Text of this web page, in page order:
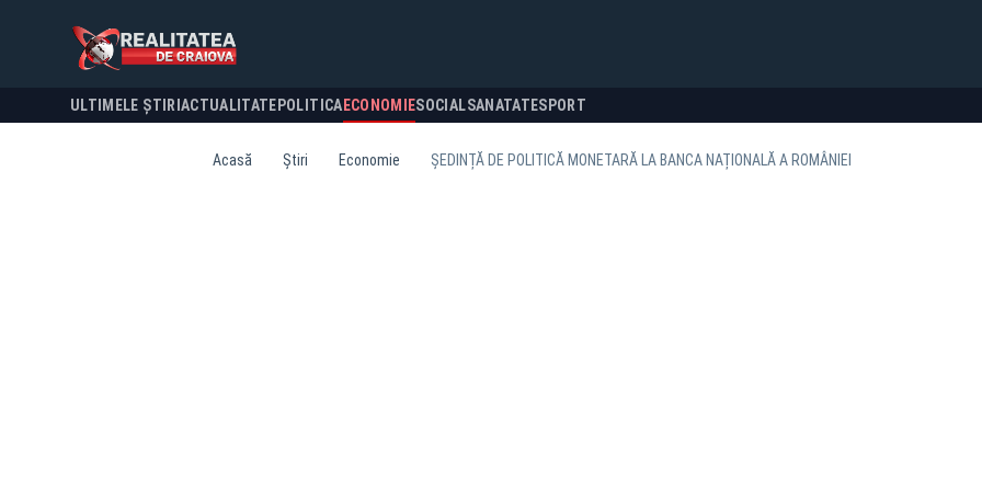
ULTIMELE ȘTIRI ACTUALITATE POLITICA ECONOMIESOCIALSANATATESPORT
Acasă Știri Economie ȘEDINȚĂ DE POLITICĂ MONETARĂ LA BANCA NAȚIONALĂ A ROMÂNIEI